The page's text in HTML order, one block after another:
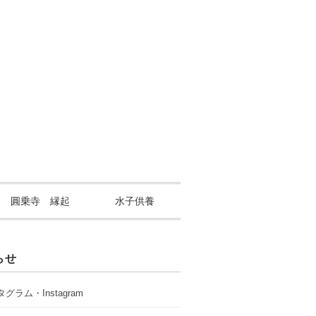
圓乗寺 縁起 水子供養
せ
グラム・Instagram